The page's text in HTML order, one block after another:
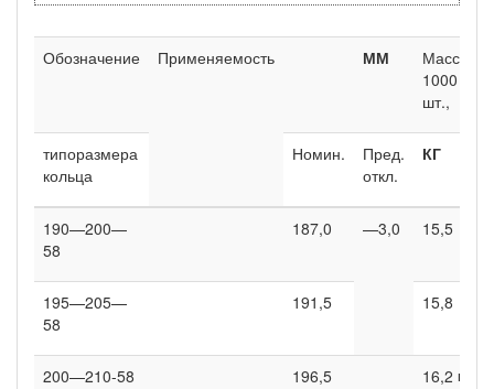
Обозначение Применяемость ММ
Масса
1000
шт.,
типоразмера
кольца
Номин.
Пред.
откл.
КГ
190—200—
58
187,0 —3,0 15,5
195—205—
58
191,5 15,8
200—210-58 196,5 16,2 ■